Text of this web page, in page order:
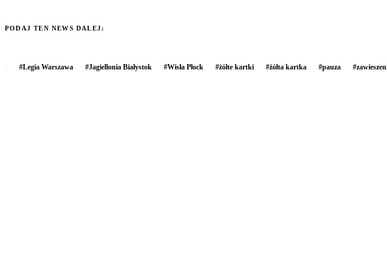
PODAJ TEN NEWS DALEJ:
#Legia Warszawa #Jagiellonia Białystok #Wisła Płock #żółte kartki #żółta kartka #pauza #